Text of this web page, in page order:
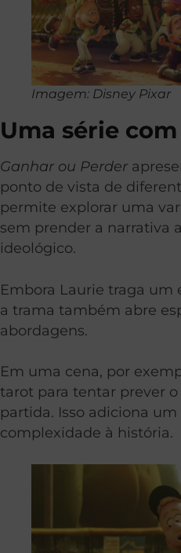
Imagem: Disney Pixar
Uma série
Ganhar ou Perder
ponto de vista de
permite explorar uma
sem prender a narrativa
ideológico.
Embora Laurie traga um
a trama também abre
abordagens.
Em uma cena, por
tarot para tentar prever
partida. Isso adiciona
complexidade à história.